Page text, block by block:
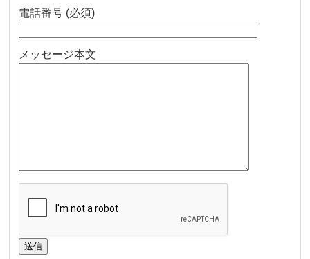
電話番号 (必須)
メッセージ本文